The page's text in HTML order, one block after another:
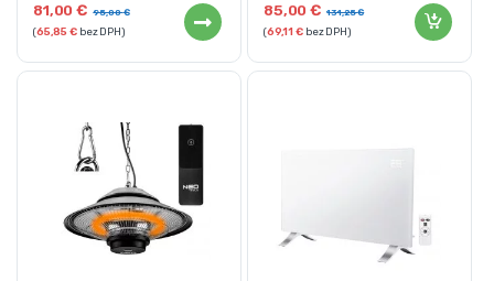
81,00€ 95,00€
(65,85€bez DPH)
85,00€ 131,25€
(69,11€bez DPH)